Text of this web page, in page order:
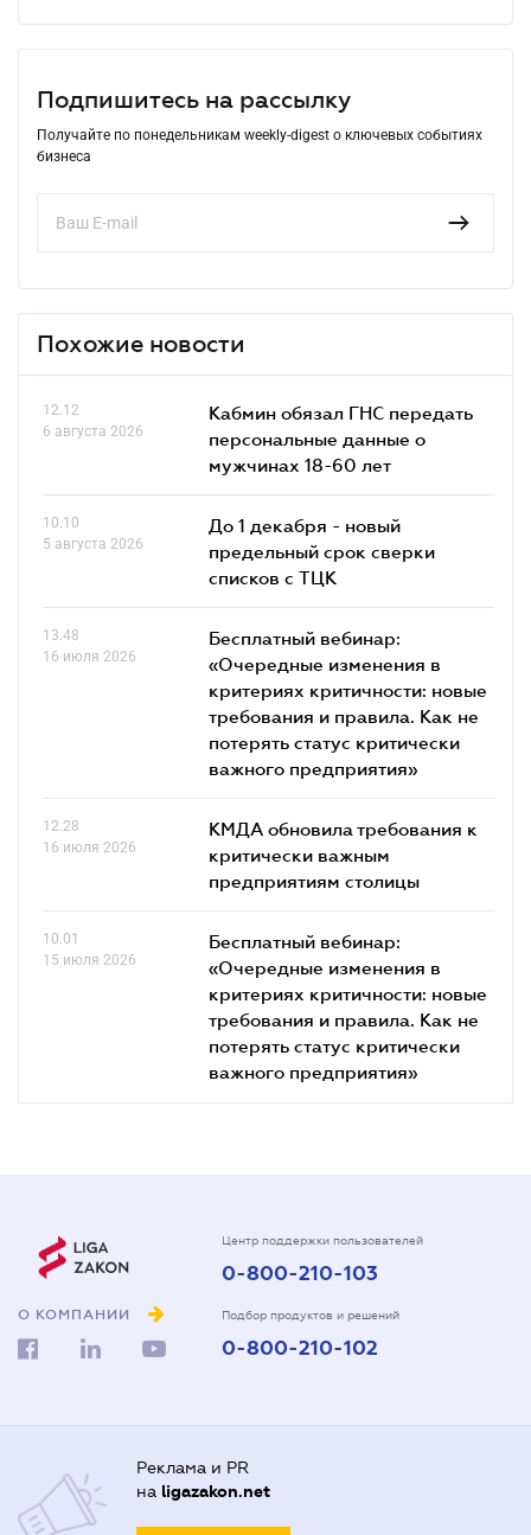
Подпишитесь на рассылку
Получайте по понедельникам weekly-digest о ключевых событиях
бизнеса
Похожие новости
12.12
6 августа 2026
Кабмин обязал ГНС передать
персональные данные о
мужчинах 18-60 лет
10.10
5 августа 2026
До 1 декабря - новый
предельный срок сверки
списков c ТЦК
13.48
16 июля 2026
Бесплатный вебинар:
«Очередные изменения в
критериях критичности: новые
требования и правила. Как не
потерять статус критически
важного предприятия»
12.28
16 июля 2026
КМДА обновила требования к
критически важным
предприятиям столицы
10.01
15 июля 2026
Бесплатный вебинар:
«Очередные изменения в
критериях критичности: новые
требования и правила. Как не
потерять статус критически
важного предприятия»
О КОМПАНИИ
Центр поддержки пользователей
0-800-210-103
Подбор продуктов и решений
0-800-210-102
Реклама и PR
на ligazakon.net